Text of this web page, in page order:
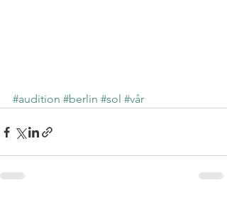
#audition #berlin #sol #vår